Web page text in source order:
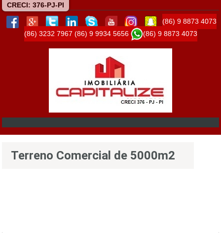
CRECI: 376-PJ-PI
(86) 9 8873 4073
(86) 3232 7967 (86) 9 9934 5656 (86) 9 8873 4073
Terreno Comercial de 5000m2